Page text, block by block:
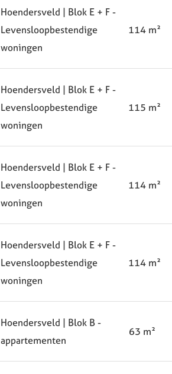
Hoendersveld | Blok E + F -
Levensloopbestendige
woningen
114 m²
Hoendersveld | Blok E + F -
Levensloopbestendige
woningen
115 m²
Hoendersveld | Blok E + F -
Levensloopbestendige
woningen
114 m²
Hoendersveld | Blok E + F -
Levensloopbestendige
woningen
114 m²
Hoendersveld | Blok B -
appartementen
63 m²